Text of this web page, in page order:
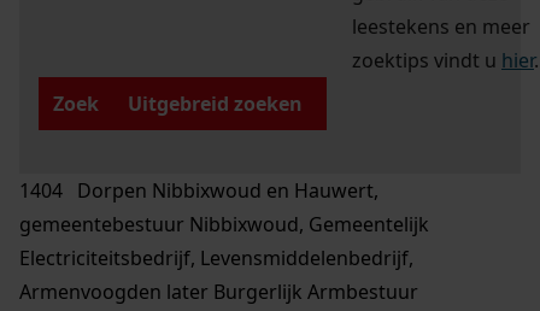
leestekens en meer
zoektips vindt u hier.
Zoek
Uitgebreid zoeken
1404 Dorpen Nibbixwoud en Hauwert,
gemeentebestuur Nibbixwoud, Gemeentelijk
Electriciteitsbedrijf, Levensmiddelenbedrijf,
Armenvoogden later Burgerlijk Armbestuur